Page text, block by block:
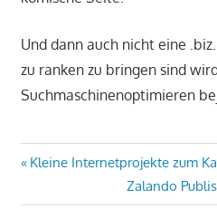
Und dann auch nicht eine
zu ranken zu bringen sind
Suchmaschinenoptimieren
Vorheriger
Kleine Internetprojekte zum
Nächster
Beitrag:
Zalando